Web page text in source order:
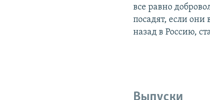
все равно
посадят, если они
назад в Россию,
Выпуски